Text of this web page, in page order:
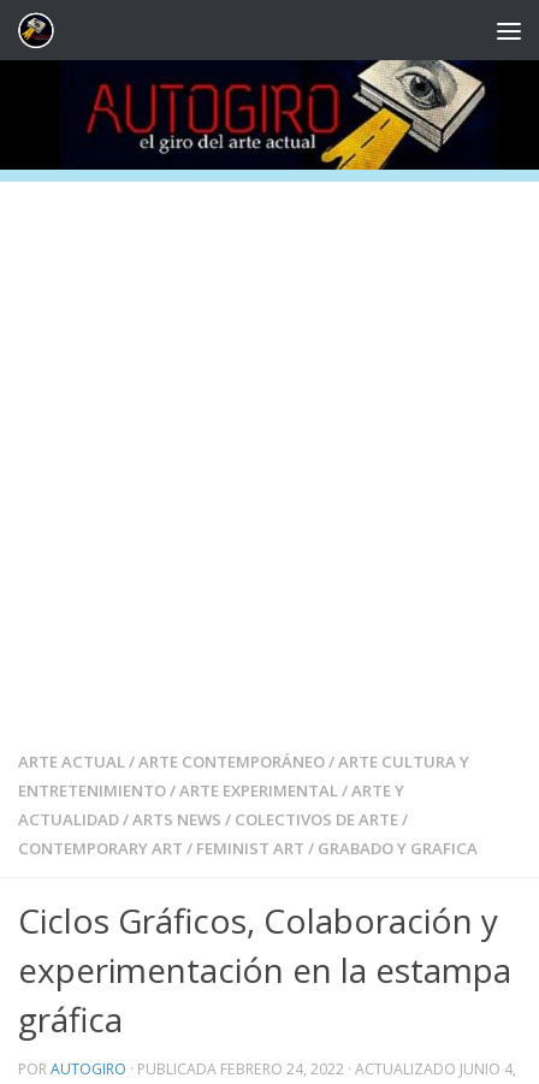
Saltar al contenido
ARTE ACTUAL/ARTE CONTEMPORÁNEO/ARTE CULTURA Y
ENTRETENIMIENTO/ARTE EXPERIMENTAL/ARTE Y
ACTUALIDAD/ARTS NEWS / COLECTIVOS DE ARTE/
CONTEMPORARY ART / FEMINIST ART / GRABADO Y GRAFICA
Ciclos Gráficos, Colaboración y
experimentación en la estampa
gráfica
PORAUTOGIRO · PUBLICADA FEBRERO 24, 2022 · ACTUALIZADO JUNIO 4,